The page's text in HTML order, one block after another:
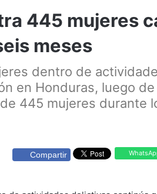
445 mujeres
meses
dentro de
en Honduras, luego
445 mujeres durante
Compartir